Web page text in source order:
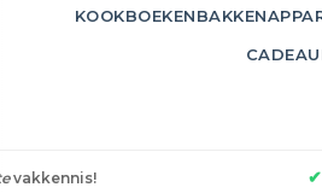
KOOKBOEKENBAKKEN
vakkennis! ✔